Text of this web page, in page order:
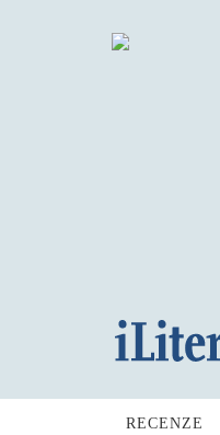
RECENZE